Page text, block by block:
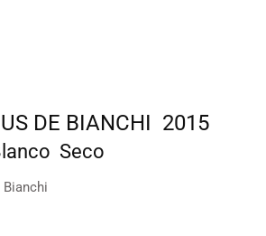
DE BIANCHI 2015
Seco
Bianchi